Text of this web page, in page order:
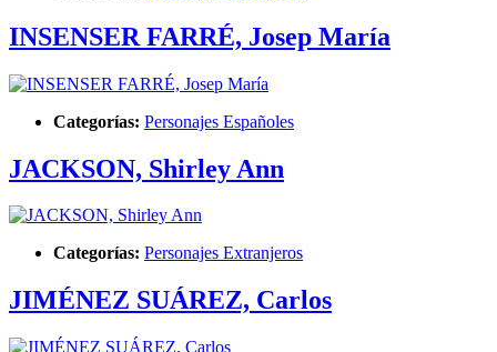
INSENSER FARRÉ, Josep María
Categorías: Personajes Españoles
JACKSON, Shirley Ann
Categorías: Personajes Extranjeros
JIMÉNEZ SUÁREZ, Carlos